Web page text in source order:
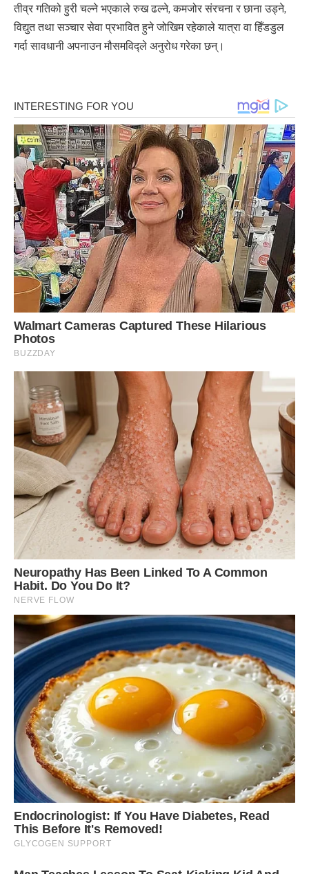
तीव्र गतिको हुरी चल्ने भएकाले रुख ढल्ने, कमजोर संरचना र छाना उड्ने,
विद्युत तथा सञ्चार सेवा प्रभावित हुने जोखिम रहेकाले यात्रा वा हिँडडुल
गर्दा सावधानी अपनाउन मौसमविद्ले अनुरोध गरेका छन्।